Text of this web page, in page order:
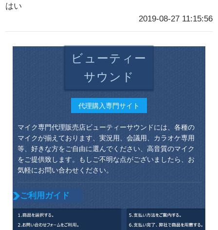
はい
2019-08-27 11:15:56
ビューティー
サウンド
代理購入専門サイト
マイク専門代理販売店ビューティーサウンドには、各種の
マイクが揃えております、実況用、会議用、カラオケ専用
等、好きな方をご自由に選んでください、高音質のマイク
をご提供致します。もしご不明な点がございましたら、お
気軽にお問い合わせください。
ご利用ガイド